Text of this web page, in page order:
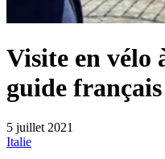
Visite en vélo
guide français
5 juillet 2021
Italie